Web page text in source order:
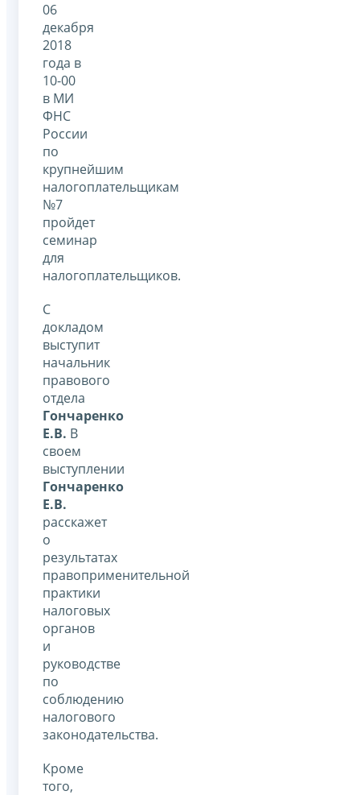
06
декабря
2018
года в
10-00
в МИ
ФНС
России
по
крупнейшим
налогоплательщикам
№7
пройдет
семинар
для
налогоплательщиков.
С
докладом
выступит
начальник
правового
отдела
Гончаренко
Е.В. В
своем
выступлении
Гончаренко
Е.В.
расскажет
о
результатах
правоприменительной
практики
налоговых
органов
и
руководстве
по
соблюдению
налогового
законодательства.
Кроме
того,